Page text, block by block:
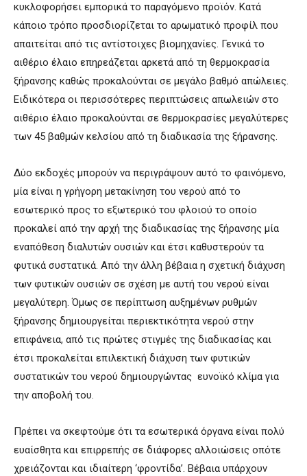
κυκλοφορήσει εμπορικά το παραγόμενο προϊόν. Κατά
κάποιο τρόπο προσδιορίζεται το αρωματικό προφίλ που
απαιτείται από τις αντίστοιχες βιομηχανίες. Γενικά το
αιθέριο έλαιο επηρεάζεται αρκετά από τη θερμοκρασία
ξήρανσης καθώς προκαλούνται σε μεγάλο βαθμό απώλειες.
Ειδικότερα οι περισσότερες περιπτώσεις απωλειών στο
αιθέριο έλαιο προκαλούνται σε θερμοκρασίες μεγαλύτερες
των 45 βαθμών κελσίου από τη διαδικασία της ξήρανσης.
Δύο εκδοχές μπορούν να περιγράψουν αυτό το φαινόμενο,
μία είναι η γρήγορη μετακίνηση του νερού από το
εσωτερικό προς το εξωτερικό του φλοιού το οποίο
προκαλεί από την αρχή της διαδικασίας της ξήρανσης μία
εναπόθεση διαλυτών ουσιών και έτσι καθυστερούν τα
φυτικά συστατικά. Από την άλλη βέβαια η σχετική διάχυση
των φυτικών ουσιών σε σχέση με αυτή του νερού είναι
μεγαλύτερη. Όμως σε περίπτωση αυξημένων ρυθμών
ξήρανσης δημιουργείται περιεκτικότητα νερού στην
επιφάνεια, από τις πρώτες στιγμές της διαδικασίας και
έτσι προκαλείται επιλεκτική διάχυση των φυτικών
συστατικών του νερού δημιουργώντας ευνοϊκό κλίμα για
την αποβολή του.
Πρέπει να σκεφτούμε ότι τα εσωτερικά όργανα είναι πολύ
ευαίσθητα και επιρρεπής σε διάφορες αλλοιώσεις οπότε
χρειάζονται και ιδιαίτερη ‘φροντίδα’. Βέβαια υπάρχουν